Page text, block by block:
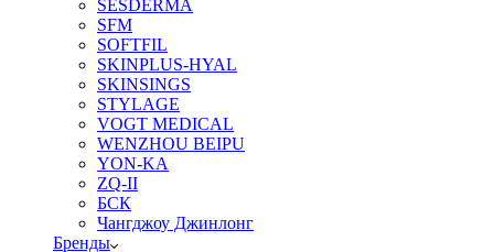
SESDERMA
SFM
SOFTFIL
SKINPLUS-HYAL
SKINSINGS
STYLAGE
VOGT MEDICAL
WENZHOU BEIPU
YON-KA
ZQ-II
БСК
Чангджоу Джинлонг
Бренды